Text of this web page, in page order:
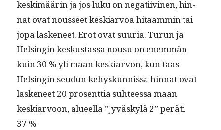
keskimäärin ja jos luku on negati­ivi­nen, hin­
nat ovat nousseet keskiar­voa hitaam­min tai
jopa laske­neet. Erot ovat suuria. Turun ja
Helsin­gin keskus­tas­sa nousu on enem­män
kuin 30 % yli maan keskiar­von, kun taas
Helsin­gin seudun kehyskun­nis­sa hin­nat ovat
laske­neet 20 pros­ent­tia suh­teessa maan
keskiar­voon, alueel­la ”Jyväskylä 2” peräti
37 %.